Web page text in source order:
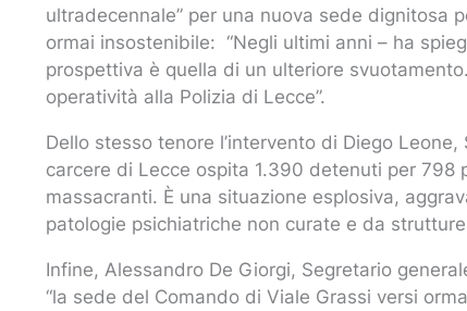
ultradecennale” per una nuova sede dignitosa
ormai insostenibile: “Negli ultimi anni – ha
prospettiva è quella di un ulteriore
operatività alla Polizia di Lecce”.
Dello stesso tenore l’intervento di Diego
carcere di Lecce ospita 1.390 detenuti per
massacranti. È una situazione esplosiva,
patologie psichiatriche non curate e da
Infine, Alessandro De Giorgi, Segretario
“la sede del Comando di Viale Grassi versi